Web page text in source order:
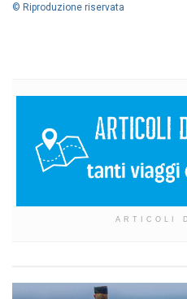
© Riproduzione riservata
ARTICOLI